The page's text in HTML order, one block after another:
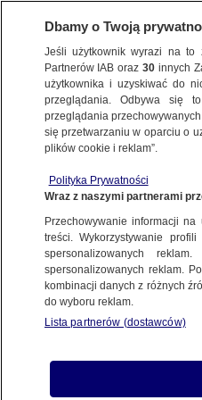
BIZNES
MOTO
prędkość.
studentów
17.05.2018, 11:10
Udostępnij
Dbamy o Twoją
Jeśli użytkownik wyrazi na
Partnerów IAB oraz30 innych
użytkownika i uzyskiwać do
przeglądania. Odbywa się
przeglądania
się przetwarzaniu w oparciu o
plików cookie i reklam”.
Polityka Prywatności
Wraz z naszymi partnerami
Przechowywanie informacji
treści. Wykorzystywanie
spersonalizowanych
spersonalizowanych reklam.
kombinacji danych z różnych
do wyboru reklam.
Lista partnerów (dostawców)